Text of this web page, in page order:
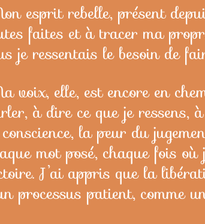
esprit rebelle, présent
faites et à tracer ma
je ressentais le besoin de
voix, elle, est encore en
à dire ce que je ressens,
la peur du
mot posé, chaque fois
J’ai appris que la
processus patient, comme